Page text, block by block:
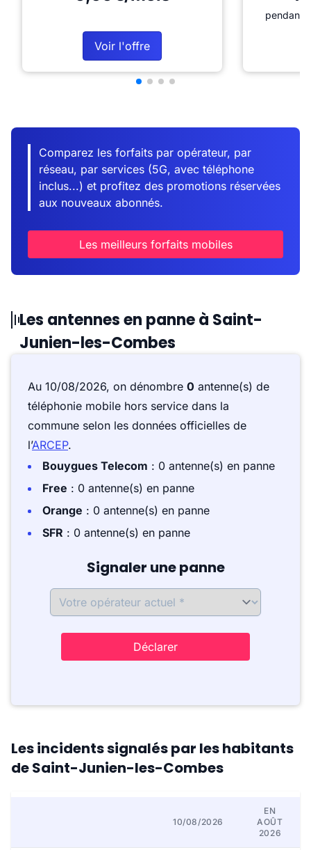
Voir l'offre
pendant
Comparez les forfaits par opérateur, par
réseau, par services (5G, avec téléphone
inclus...) et profitez des promotions réservées
aux nouveaux abonnés.
Les meilleurs forfaits mobiles
Les antennes en panne à Saint-
Junien-les-Combes
Au 10/08/2026, on dénombre 0 antenne(s) de
téléphonie mobile hors service dans la
commune selon les données officielles de
l’ARCEP.
Bouygues Telecom : 0 antenne(s) en panne
Free : 0 antenne(s) en panne
Orange : 0 antenne(s) en panne
SFR : 0 antenne(s) en panne
Signaler une panne
Déclarer
Les incidents signalés par les habitants
de Saint-Junien-les-Combes
10/08/2026
EN
AOÛT
2026